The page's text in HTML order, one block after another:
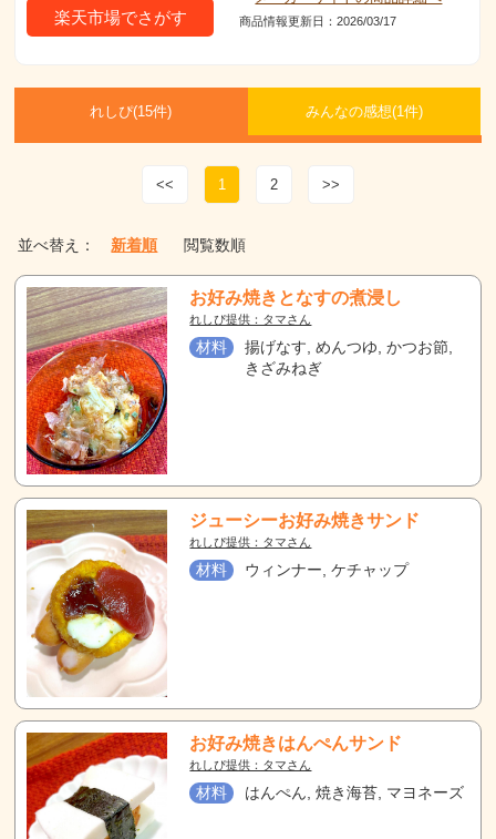
楽天市場でさがす 商品情報更新日：2026/03/17
れしぴ(15件) みんなの感想(1件)
<< 1 2 >>
並べ替え： 新着順 閲覧数順
お好み焼きとなすの煮浸し
れしぴ提供：タマさん
材料
揚げなす, めんつゆ, かつお節,
きざみねぎ
ジューシーお好み焼きサンド
れしぴ提供：タマさん
材料 ウィンナー, ケチャップ
お好み焼きはんぺんサンド
れしぴ提供：タマさん
材料 はんぺん, 焼き海苔, マヨネーズ